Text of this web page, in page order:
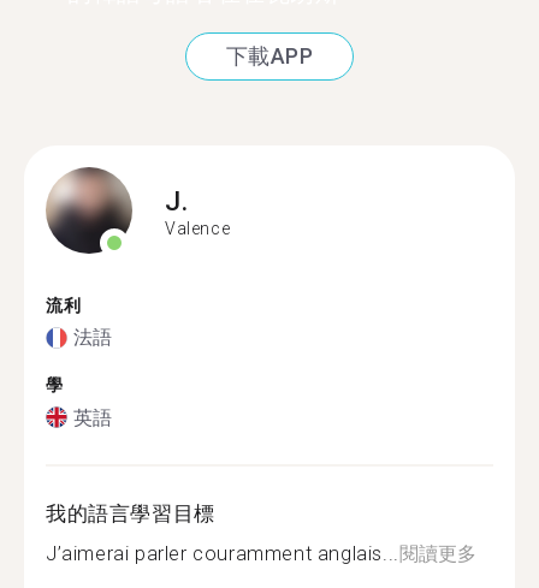
下載APP
J.
Valence
流利
法語
學
英語
我的語言學習目標
J’aimerai parler couramment anglais... 閱讀更多